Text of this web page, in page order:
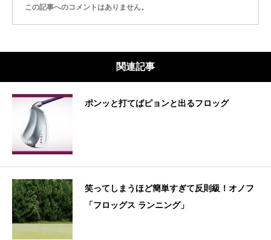
この記事へのコメントはありません。
関連記事
ポンッと打てばピョンと出るフロッグ
笑ってしまうほど簡単すぎて反則級！オノフ
「フロッグス ランニング」